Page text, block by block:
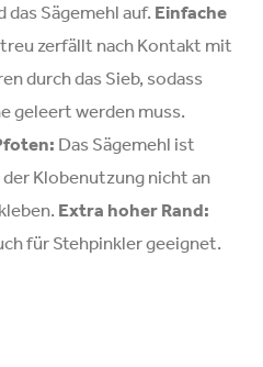
das Sägemehl auf. Einfache
zerfällt nach Kontakt mit
durch das Sieb, sodass
geleert werden muss.
Das Sägemehl ist
Klobenutzung nicht an
Extra hoher Rand:
für Stehpinkler geeignet.